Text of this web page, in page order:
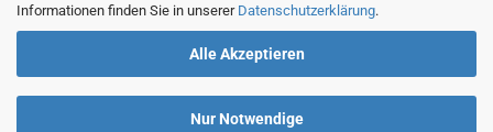
Informationen finden Sie in unserer Datenschutzerklärung.
Alle Akzeptieren
Nur Notwendige